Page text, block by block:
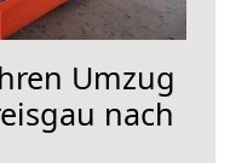
Umzug
nach